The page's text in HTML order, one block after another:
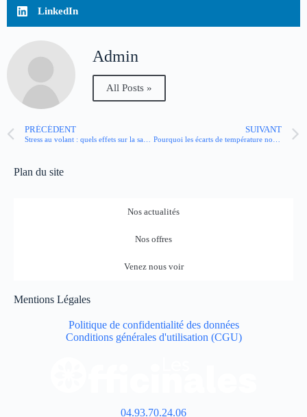
LinkedIn
Admin
All Posts »
PRÉCÉDENT SUIVANT
Plan du site
Nos actualités
Nos offres
Venez nous voir
Mentions Légales
Politique de confidentialité des données
Conditions générales d'utilisation (CGU)
04.93.70.24.06